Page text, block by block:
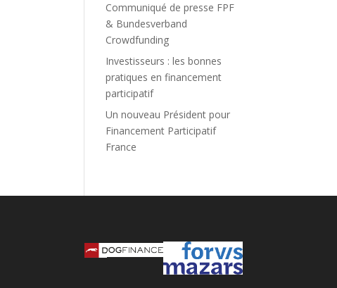
Communiqué de presse FPF
& Bundesverband
Crowdfunding
Investisseurs : les bonnes
pratiques en financement
participatif
Un nouveau Président pour
Financement Participatif
France